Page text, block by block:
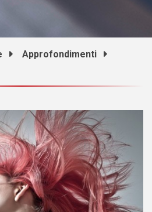
Approfondimenti